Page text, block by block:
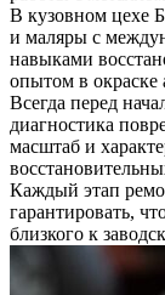
В кузовном цехе
и маляры с
навыками
опытом в окраске
Всегда перед
диагностика
масштаб и
Каждый этап
гарантировать,
близкого к